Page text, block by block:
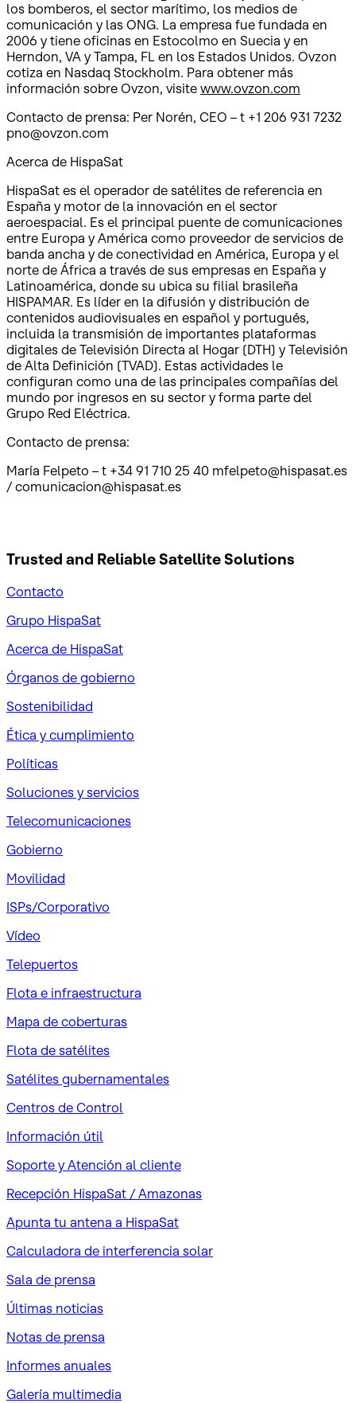
los bomberos, el sector marítimo, los medios de
comunicación y las ONG. La empresa fue fundada en
2006 y tiene oficinas en Estocolmo en Suecia y en
Herndon, VA y Tampa, FL en los Estados Unidos. Ovzon
cotiza en Nasdaq Stockholm. Para obtener más
información sobre Ovzon, visite www.ovzon.com
Contacto de prensa: Per Norén, CEO – t +1 206 931 7232
pno@ovzon.com
Acerca de HispaSat
HispaSat es el operador de satélites de referencia en
España y motor de la innovación en el sector
aeroespacial. Es el principal puente de comunicaciones
entre Europa y América como proveedor de servicios de
banda ancha y de conectividad en América, Europa y el
norte de África a través de sus empresas en España y
Latinoamérica, donde su ubica su filial brasileña
HISPAMAR. Es líder en la difusión y distribución de
contenidos audiovisuales en español y portugués,
incluida la transmisión de importantes plataformas
digitales de Televisión Directa al Hogar (DTH) y Televisión
de Alta Definición (TVAD). Estas actividades le
configuran como una de las principales compañías del
mundo por ingresos en su sector y forma parte del
Grupo Red Eléctrica.
Contacto de prensa:
María Felpeto – t +34 91 710 25 40 mfelpeto@hispasat.es
/ comunicacion@hispasat.es
Trusted and ReliableSatellite Solutions
Contacto
Grupo HispaSat
Acerca de HispaSat
Órganos de gobierno
Sostenibilidad
Ética y cumplimiento
Políticas
Soluciones y servicios
Telecomunicaciones
Gobierno
Movilidad
ISPs/Corporativo
Vídeo
Telepuertos
Flota e infraestructura
Mapa de coberturas
Flota de satélites
Satélites gubernamentales
Centros de Control
Información útil
Soporte y Atención al cliente
Recepción HispaSat / Amazonas
Apunta tu antena a HispaSat
Calculadora de interferencia solar
Sala de prensa
Últimas noticias
Notas de prensa
Informes anuales
Galería multimedia